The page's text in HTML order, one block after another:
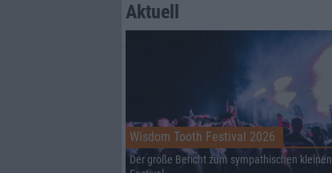
Aktuell
Wisdom Tooth Festival 2026
Der große Bericht zum sympathischen kleinen